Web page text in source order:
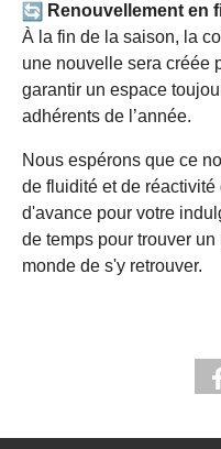
Renouvellement en
À la fin de la saison, la
une nouvelle sera créée
garantir un espace
adhérents de l’année.
Nous espérons que ce
de fluidité et de
d'avance pour votre
de temps pour trouver
monde de s'y retrouver.